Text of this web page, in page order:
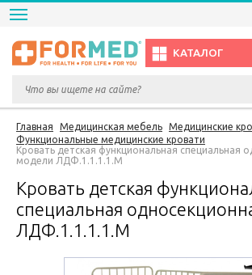
КАТАЛОГ
Главная Медицинская мебель
Медицинские
Функциональные медицинские кровати
Кровать детская функциональная специальная
модели ЛДФ.1.1.1.1.М
Кровать детская
специальная
ЛДФ.1.1.1.1.М